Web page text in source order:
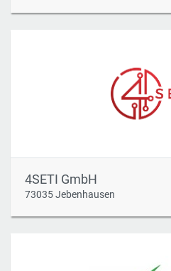
4SETI GmbH
73035 Jebenhausen